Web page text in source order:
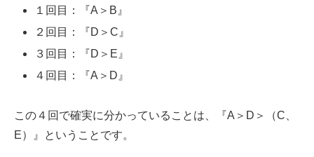
１回目：『A＞B』
２回目：『D＞C』
３回目：『D＞E』
４回目：『A＞D』
この４回で確実に分かっていることは、『A＞D＞（C、
E）』ということです。